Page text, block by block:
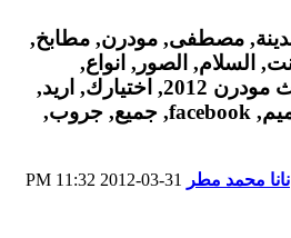
نانا محمد مطر
11:32 PM